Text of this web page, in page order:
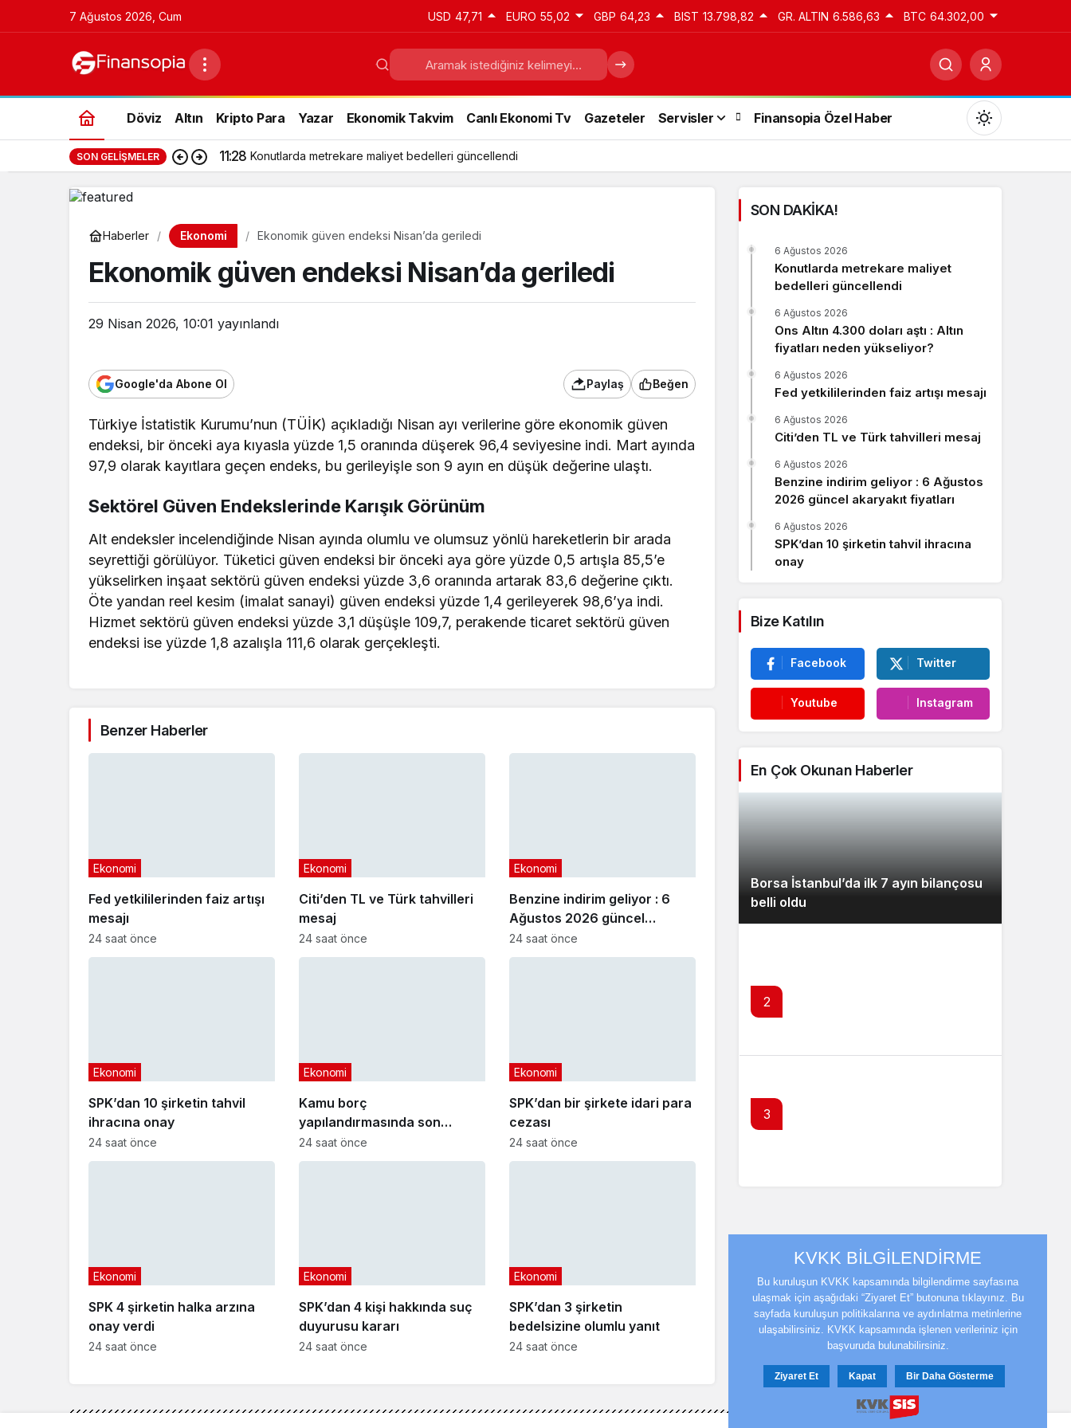
7 Ağustos 2026, Cum USD 47,71 EURO 55,02 GBP 64,23 BIST 13.798,82 GR. ALTIN 6.586,63 BTC 64.302,00
Döviz Altın Kripto Para Yazar Ekonomik Takvim Canlı Ekonomi Tv Gazeteler Servisler Finansopia Özel Haber
Gündüz modunu seçin.
Gece Modu
Gece modunu seçin.
Sistem Modu
Sistem modunu seçin.
SON GELIŞMELER 11:28 Konutlarda metrekare maliyet bedelleri güncellendi
Haberler Ekonomi Ekonomik güven endeksi Nisan’da geriledi
Ekonomik güven endeksi Nisan’da geriledi
29 Nisan 2026, 10:01 yayınlandı
Google'da Abone Ol Paylaş Beğen
Türkiye İstatistik Kurumu’nun (TÜİK) açıkladığı Nisan ayı verilerine göre ekonomik güven
endeksi, bir önceki aya kıyasla yüzde 1,5 oranında düşerek 96,4 seviyesine indi. Mart ayında
97,9 olarak kayıtlara geçen endeks, bu gerileyişle son 9 ayın en düşük değerine ulaştı.
Sektörel Güven Endekslerinde Karışık Görünüm
Alt endeksler incelendiğinde Nisan ayında olumlu ve olumsuz yönlü hareketlerin bir arada
seyrettiği görülüyor. Tüketici güven endeksi bir önceki aya göre yüzde 0,5 artışla 85,5’e
yükselirken inşaat sektörü güven endeksi yüzde 3,6 oranında artarak 83,6 değerine çıktı.
Öte yandan reel kesim (imalat sanayi) güven endeksi yüzde 1,4 gerileyerek 98,6’ya indi.
Hizmet sektörü güven endeksi yüzde 3,1 düşüşle 109,7, perakende ticaret sektörü güven
endeksi ise yüzde 1,8 azalışla 111,6 olarak gerçekleşti.
Benzer Haberler
Fed yetkililerinden faiz artışı
mesajı
Ekonomi
24 saat önce
Citi’den TL ve Türk tahvilleri
mesaj
Ekonomi
24 saat önce
Benzine indirim geliyor : 6
Ağustos 2026 güncel
akaryakıt fiyatları
Ekonomi
24 saat önce
SPK’dan 10 şirketin tahvil
ihracına onay
Ekonomi
24 saat önce
Kamu borç
yapılandırmasında son
başvuru tarihi yaklaşıyor
Ekonomi
24 saat önce
SPK’dan bir şirkete idari para
cezası
Ekonomi
24 saat önce
SPK 4 şirketin halka arzına
onay verdi
Ekonomi
24 saat önce
SPK’dan 4 kişi hakkında suç
duyurusu kararı
Ekonomi
24 saat önce
SPK’dan 3 şirketin
bedelsizine olumlu yanıt
Ekonomi
24 saat önce
SON DAKİKA!
Konutlarda metrekare maliyet
bedelleri güncellendi
6 Ağustos 2026
Ons Altın 4.300 doları aştı : Altın
fiyatları neden yükseliyor?
6 Ağustos 2026
Fed yetkililerinden faiz artışı mesajı
6 Ağustos 2026
Citi’den TL ve Türk tahvilleri mesaj
6 Ağustos 2026
Benzine indirim geliyor : 6 Ağustos
2026 güncel akaryakıt fiyatları
6 Ağustos 2026
SPK’dan 10 şirketin tahvil ihracına
onay
6 Ağustos 2026
Bize Katılın
Facebook Twitter
Youtube Instagram
En Çok Okunan Haberler
Borsa İstanbul’da ilk 7 ayın bilançosu
belli oldu
2
3
KVKK BİLGİLENDİRME
Bu kuruluşun KVKK kapsamında bilgilendirme sayfasına
ulaşmak için aşağıdaki “Ziyaret Et” butonuna tıklayınız. Bu
sayfada kuruluşun politikalarına ve aydınlatma metinlerine
ulaşabilirsiniz. KVKK kapsamında işlenen verileriniz için
başvuruda bulunabilirsiniz.
Ziyaret Et Kapat Bir Daha Gösterme